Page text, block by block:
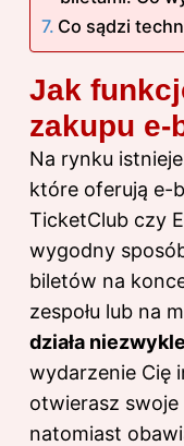
Co sądzi
Jak
zakupu e-
Na rynku
które oferują e-
TicketClub czy
wygodny
biletów na
zespołu lub na
działa
wydarzenie Cię
otwierasz
natomiast